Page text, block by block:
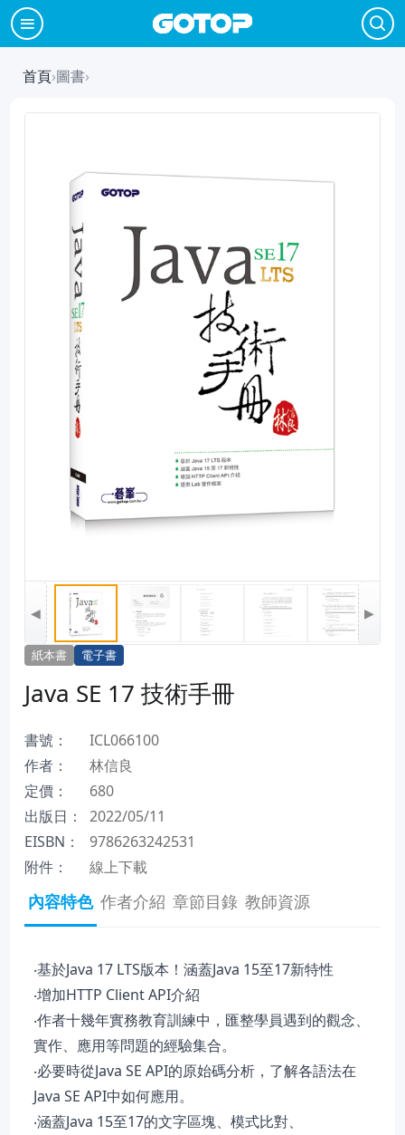
首頁›圖書›
◀ ▶
紙本書 電子書
Java SE 17 技術手冊
書號：
ICL066100
作者：
林信良
定價：
680
出版日：
2022/05/11
EISBN：
9786263242531
附件：
線上下載
內容特色 作者介紹 章節目錄 教師資源
‧基於Java 17 LTS版本！涵蓋Java 15至17新特性
‧增加HTTP Client API介紹
‧作者十幾年實務教育訓練中，匯整學員遇到的觀念、
實作、應用等問題的經驗集合。
‧必要時從Java SE API的原始碼分析，了解各語法在
Java SE API中如何應用。
‧涵蓋Java 15至17的文字區塊、模式比對、